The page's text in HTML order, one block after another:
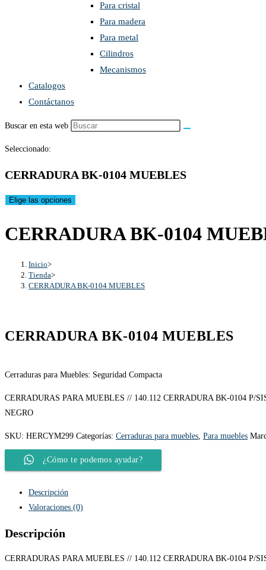
Para cristal
Para madera
Para metal
Cilindros
Mecanismos
Catalogos
Contáctanos
Buscar en esta web
Seleccionado:
CERRADURA BK-0104 MUEBLES
Elige las opciones
CERRADURA BK-0104
Inicio>
Tienda>
CERRADURA BK-0104 MUEBLES
CERRADURA BK-0104 MUEBLES
Cerraduras para Muebles: Seguridad Compacta
CERRADURAS PARA MUEBLES // 140.112 CERRADURA BK-0104 P/
NEGRO
SKU: HERCYM299 Categorías: Cerraduras para muebles Para muebles
¿Cómo te podemos ayudar?
Descripción
Valoraciones (0)
Descripción
CERRADURAS PARA MUEBLES // 140.112 CERRADURA BK-0104 P/